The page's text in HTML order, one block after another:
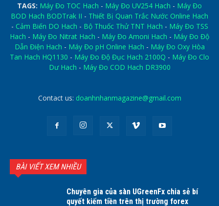
TAGS: Máy Đo TOC Hach - Máy Đo UV254 Hach - Máy Đo
BOD Hach BODTrak II - Thiết Bị Quan Trắc Nước Online Hach
- Cảm Biến DO Hach - Bộ Thuốc Thử TNT Hach - Máy Đo TSS
Hach - Máy Đo Nitrat Hach - Máy Đo Amoni Hach - Máy Đo Độ
Dẫn Điện Hach - Máy Đo pH Online Hach - Máy Đo Oxy Hòa
Tan Hach HQ1130 - Máy Đo Độ Đục Hach 2100Q - Máy Đo Clo
Dư Hach - Máy Đo COD Hach DR3900
Contact us: doanhnhanmagazine@gmail.com
BÀI VIẾT XEM NHIỀU
Chuyên gia của sàn UGreenFx chia sẻ bí
quyết kiếm tiền trên thị trường forex